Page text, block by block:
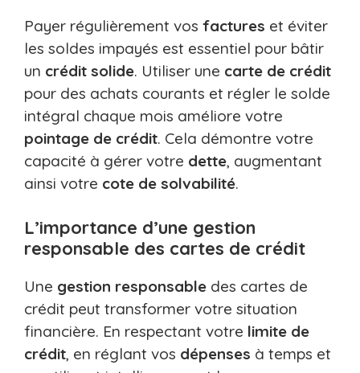
Payer régulièrement vos factures et éviter
les soldes impayés est essentiel pour bâtir
un crédit solide. Utiliser une carte de crédit
pour des achats courants et régler le solde
intégral chaque mois améliore votre
pointage de crédit. Cela démontre votre
capacité à gérer votre dette, augmentant
ainsi votre cote de solvabilité.
L’importance d’une gestion
responsable des cartes de crédit
Une gestion responsable des cartes de
crédit peut transformer votre situation
financière. En respectant votre limite de
crédit, en réglant vos dépenses à temps et